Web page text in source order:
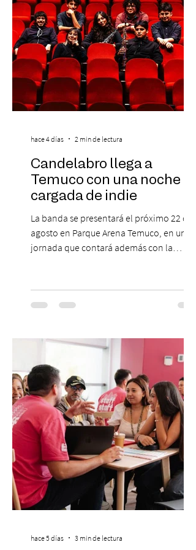
Candelabro llega a
Temuco con una noche
cargada de indie
La banda se presentará el próximo 22 de
agosto en Parque Arena Temuco, en una
jornada que contará además con la
agosto, el Parque Arena Temuco será
escenario de una noche dedicada al indie
banda que llegará a la capital de La
Araucanía para ofrecer un show cargado
de energía, guitarras y canciones que han
marcado su breve pero exitosa trayectoria.
La jornad
hace 4 días 2 min de lectura
hace 5 días 3 min de lectura